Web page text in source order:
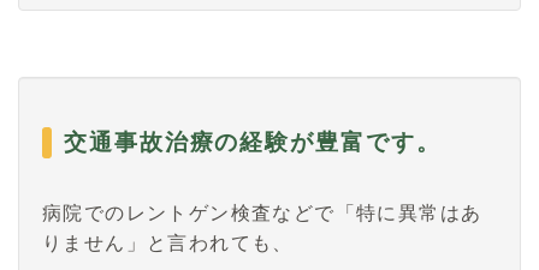
交通事故治療の経験が豊富です。
病院でのレントゲン検査などで「特に異常はあ
りません」と言われても、